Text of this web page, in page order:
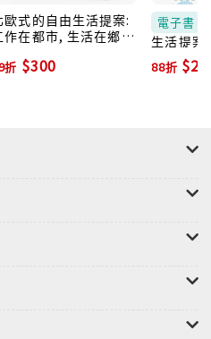
！」
、「全球50大餐廳」日本
征治
的經驗談然後起而效之。
，努力追求摘星歷程集結
歐式的自由生活提案:
作在都市, 生活在鄉
速日常 (暢銷新版)
折 $300
電子書
生活提案
版〕：
活在鄉間
88折